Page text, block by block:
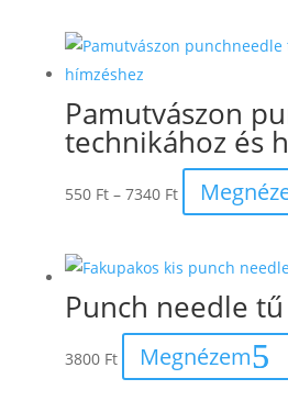
Pamutvászon
technikához és
550 Ft – 7340 Ft Ártartomány:
550 Ft
7340 Ft
Punch needle
3800 Ft Megnézem